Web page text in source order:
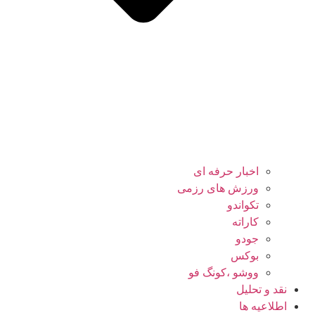
اخبار حرفه ای
ورزش های رزمی
تکواندو
کاراته
جودو
بوکس
ووشو ،کونگ فو
نقد و تحلیل
اطلاعیه ها